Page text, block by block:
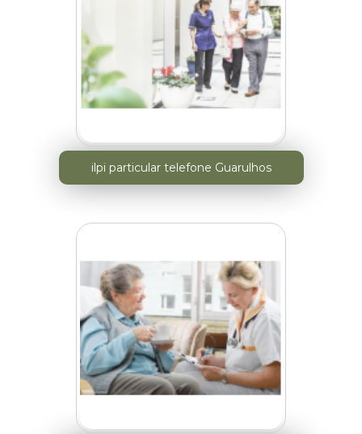
ilpi particular telefone Guarulhos